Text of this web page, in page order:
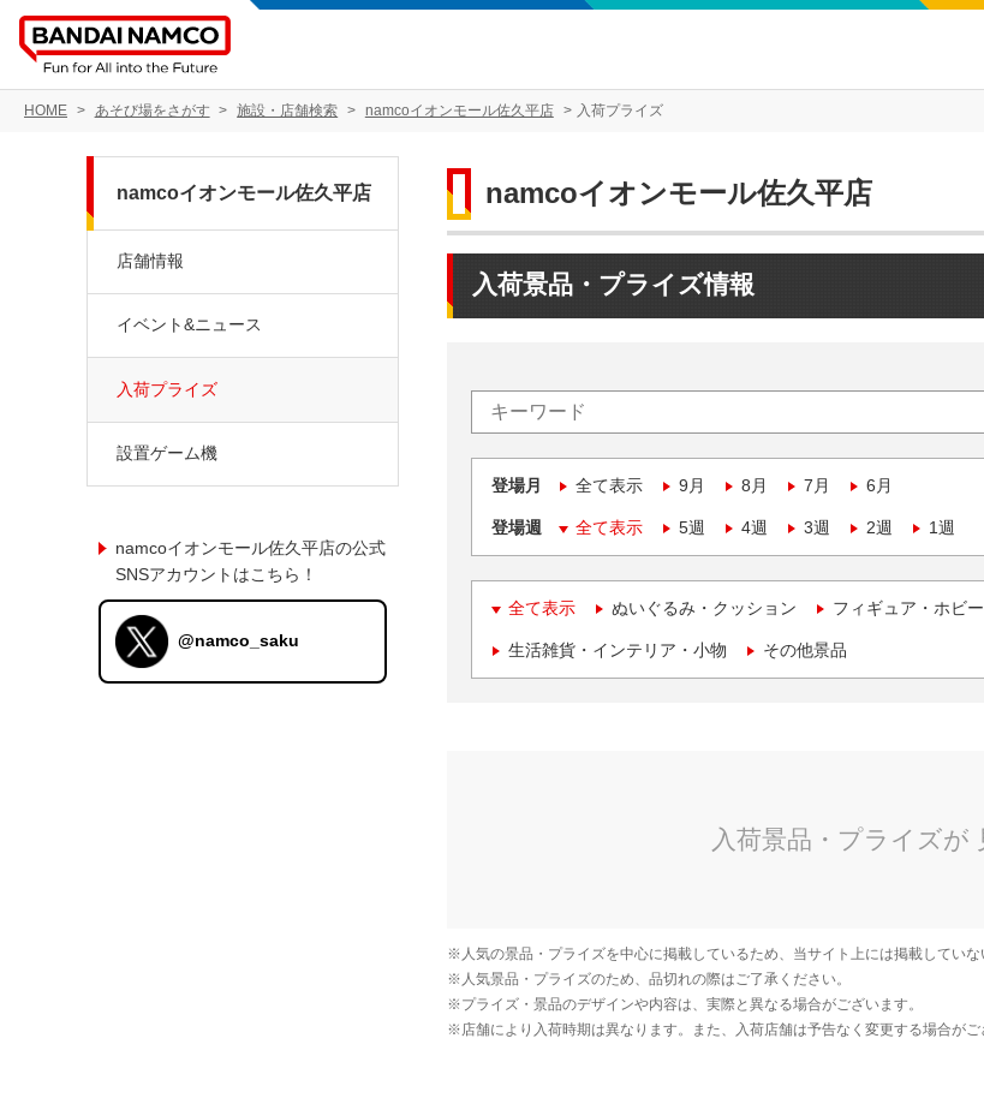
HOME あそび場をさがす 施設・店舗検索 namcoイオンモール佐久平店 入荷プライズ
namcoイオンモール佐久平店
入荷景品・プライズ情報
登場月 全て表示 9月 8月 7月 6月
登場週 全て表示 5週 4週 3週 2週 1週
全て表示 ぬいぐるみ・クッション フィギュア・ホビー
生活雑貨・インテリア・小物 その他景品
namcoイオンモール佐久平店
店舗情報
イベント&ニュース
入荷プライズ
設置ゲーム機
namcoイオンモール佐久平店の公式
SNSアカウントはこちら！
@namco_saku